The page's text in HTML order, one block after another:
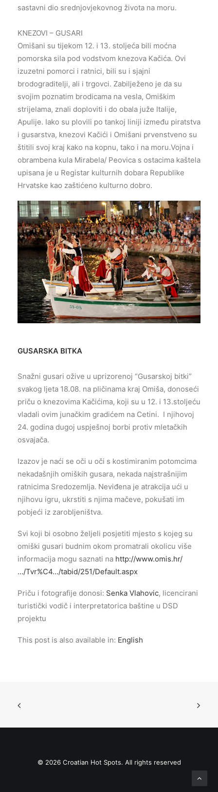
sastavni dio srednjovjekovnog života na moru.
KNEZOVI – GUSARI
Omišani su tijekom 12. i 13. stoljeća bili moćna
pomorska sila pod vodstvom knezova Kačića. Ovi
izuzetni pomorci i ratnici, bili su i sjajni
brodograditelji, ali i trgovci. Zabilježeno je da su
svojim poznatim brodicama na vesla, Omiškim
strijelama, znali doploviti i do obala juže Italije,
Apulije. Iako su plovili po tankoj liniji između piratstva
i gusarstva, knezovi Kačići i Omišani prvenstveno su
štitili svoj kraj kako na kopnu, tako i na moru.Vojna i
obrambena kula Mirabela/ Peovica s ostacima kaštela
upisana je u Registar kulturnih dobara Republike
Hrvatske kao zaštićeno kulturno dobro.
GUSARSKA BITKA
Snažni gusari ožive u uprizorenoj “Gusarskoj bitki”
svakog ljeta 18.08. na pličinama kraj Omiša, donoseći
priču o knezovima Kačićima, koji su u 12. i 13.stoljeću
vladali ovim junačkim gradićem na Cetini. I njihovoj
24. godina dugoj uspješnoj borbi protiv mletačkih
osvajača.
Izazov je naći se oči u oči s kostimiranim potomcima
nekadašnjih omiških gusara, nekada najstrašnijim
ratnicima Sredozemlja. Neviđena je atrakcija ući u
njihovu igru, ukrstiti s njima mačeve, pokušati im
pobjeći iz zarobljeništva.
Svi koji bi osobno željeli posjetiti mjesto s kojeg su
omiški gusari budnim okom promatrali okolicu više
informacija mogu saznati na http://www.omis.hr/
…/Tvr%C4…/tabid/251/Default.aspx
Priču i fotografije donosi: Senka Vlahovic, licencirani
turistički vodič i interpretatorica baštine u DSD
projektu
This post is also available in: English
© 2026 Croatian Hot Spots. All rights reserved